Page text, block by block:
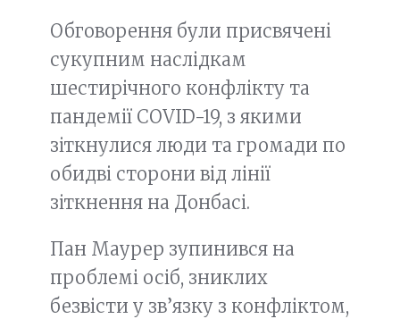
Обговорення були присвячені
сукупним наслідкам
шестирічного конфлікту та
пандемії COVID-19, з якими
зіткнулися люди та громади по
обидві сторони від лінії
зіткнення на Донбасі.
Пан Маурер зупинився на
проблемі осіб, зниклих
безвісти у зв’язку з конфліктом,